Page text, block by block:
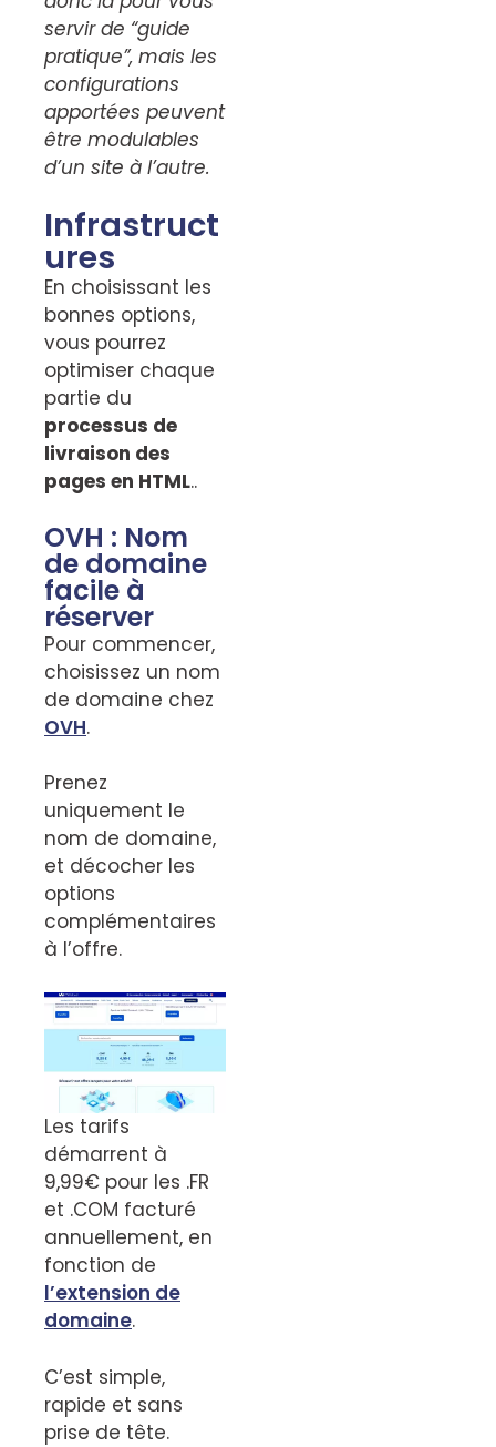
servir de “guide
pratique”, mais les
configurations
apportées peuvent
être modulables
d’un site à l’autre.
Infrastruct
ures
En choisissant les
bonnes options,
vous pourrez
optimiser chaque
partie du
processus de
livraison des
pages en HTML..
OVH : Nom
de domaine
facile à
réserver
Pour commencer,
choisissez un nom
de domaine chez
OVH.
Prenez
uniquement le
nom de domaine,
et décocher les
options
complémentaires
à l’offre.
Les tarifs
démarrent à
9,99€ pour les .FR
et .COM facturé
annuellement, en
fonction de
l’extension de
domaine.
C’est simple,
rapide et sans
prise de tête.